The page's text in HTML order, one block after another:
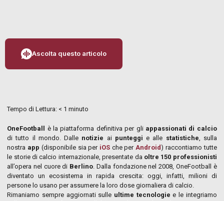
Ascolta questo articolo
Tempo di Lettura: < 1 minuto
OneFootball è la piattaforma definitiva per gli appassionati di calcio
di tutto il mondo. Dalle notizie ai punteggi e alle statistiche , sulla
nostra app (disponibile sia per iOS che per Android) raccontiamo tutte
le storie di calcio internazionale, presentate da oltre 150 professionisti
all’opera nel cuore di Berlino . Dalla fondazione nel 2008, OneFootball è
diventato un ecosistema in rapida crescita: oggi, infatti, milioni di
persone lo usano per assumere la loro dose giornaliera di calcio.
Rimaniamo sempre aggiornati sulle ultime tecnologie e le integriamo